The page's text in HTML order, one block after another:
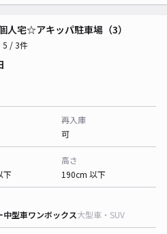
人宅☆アキッパ駐車場（3）
5 / 3件
再入庫
可
下
高さ
190cm 以下
中型車ワンボックス大型車・SUV